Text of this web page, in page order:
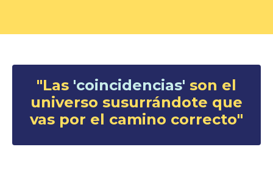
"Las 'coincidencias' son el
universo susurrándote que
vas por el camino correcto"